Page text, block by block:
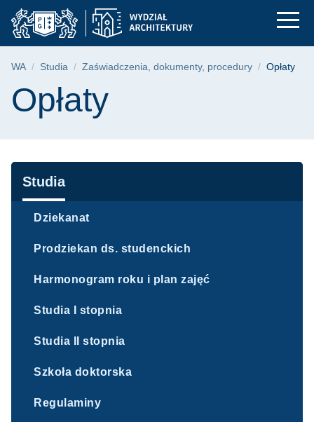
Przejdź
do
menu
Przejdź
do
wyszukiwarki
Przejdź
do
treści
Opłaty | Wydział
Ścieżka nawigacyjna
WA Studia Zaświadczenia, dokumenty, procedury Opłaty
Treść strony
Opłaty
Nawigacja
Studia
Dziekanat
Prodziekan ds. studenckich
Harmonogram roku i plan zajęć
Studia I stopnia
Studia II stopnia
Szkoła doktorska
Regulaminy